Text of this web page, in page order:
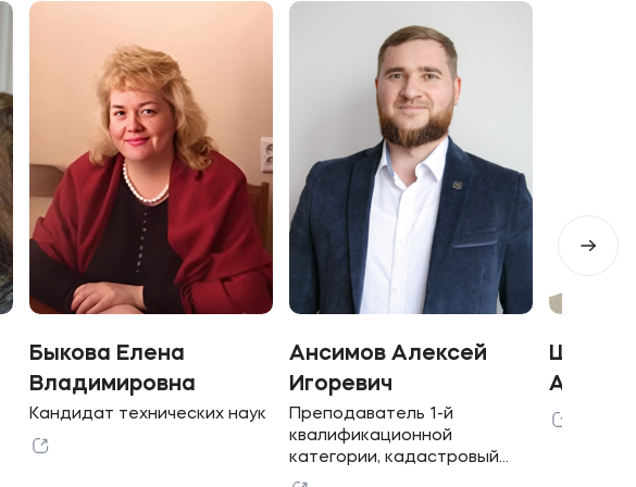
Быкова Елена
Владимировна
Кандидат технических наук
Ансимов Алексей
Игоревич
Преподаватель 1-й
квалификационной
категории, кадастровый
инженер